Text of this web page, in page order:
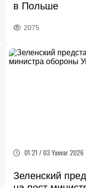
в Польше
2075
01:21 / 03 Yanvar 2026
Зеленский